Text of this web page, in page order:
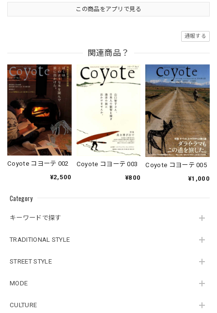
Category
キーワードで探す
TRADITIONAL STYLE
STREET STYLE
MODE
CULTURE
この商品をアプリで見る
通報する
関連商品？
Coyote コヨーテ 002
¥2,500
Coyote コヨーテ 003
¥800
Coyote コヨーテ 005
¥1,000